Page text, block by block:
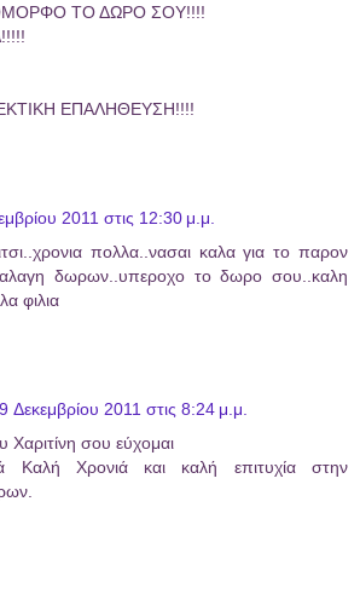
ΤΟ ΔΩΡΟ ΣΟΥ!!!!
ΕΠΑΛΗΘΕΥΣΗ!!!!
2011 στις 12:30 μ.μ.
πολλα..νασαι καλα για το παρον
δωρων..υπεροχο το δωρο σου..καλη
φιλια
Δεκεμβρίου 2011 στις 8:24 μ.μ.
σου εύχομαι
Καλή Χρονιά και καλή επιτυχία στην